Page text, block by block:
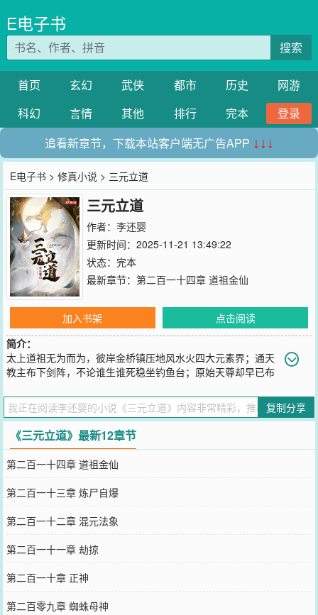
E电子书
搜索
首页 玄幻 武侠 都市 历史
网游
科幻
言情 其他 排行 完本
登录
追看新章节，下载本站客户端无广告APP ↓↓↓
E电子书 >修真小说 > 三元立道
三元立道
作者： 李还婴
更新时间：2025-11-21 13:49:22
状态：完本
最新章节： 第二百一十四章 道祖金仙
加入书架
点击阅读
简介：
太上道祖无为而为，彼岸金桥镇压地风水火四大元素界；通天
教主布下剑阵，不论谁生谁死稳坐钓鱼台；原始天尊却早已布
地水，在人为精气神。且看李式如何找寻自身的三元之道！
您要是觉得《三元立道》还不错的话请不要忘记向您QQ群和微博微信
里的朋友推荐哦！
复制分享
《三元立道》最新12章节
第二百一十四章 道祖金仙
第二百一十三章 炼尸自爆
第二百一十二章 混元法象
第二百一十一章 劫掠
第二百一十章 正神
第二百零九章 蜘蛛母神